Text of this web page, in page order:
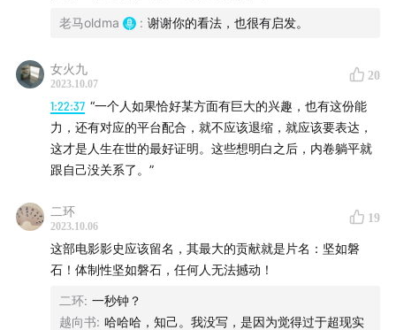
反腐、反黑影视剧的历史
前身是80年代的反官僚主义电视剧，如《希波克拉底誓
言》和《新星》
90年代《新中国第一大案》和《苍天在上》开先河
老朱金句和世纪神片《生死抉择》
《黑洞》《黑冰》《大雪无痕》《红色康乃馨》的高峰
1566》超越反腐主题直逼皇权
新一轮风向：《人民的名义》的官场生态，《狂飙》的
反派成长
张艺谋生涯的一次终极抉择
老马oldma : 谢谢你的看法，也很有启发。
女火九
2023.10.07
20
1:22:37 “一个人如果恰好某方面有巨大的兴趣，也有这份能
力，还有对应的平台配合，就不应该退缩，就应该要表达，
这才是人生在世的最好证明。这些想明白之后，内卷躺平就
跟自己没关系了。”
二环
2023.10.06
19
这部电影影史应该留名，其最大的贡献就是片名：坚如磐
石！体制性坚如磐石，任何人无法撼动！
二环: 一秒钟？
越向书: 哈哈哈，知己。我没写，是因为觉得过于超现实